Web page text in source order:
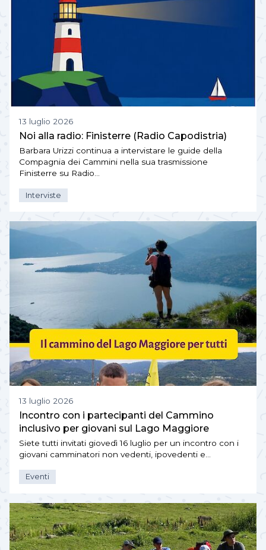
13 luglio 2026
Noi alla radio: Finisterre (Radio Capodistria)
Barbara Urizzi continua a intervistare le guide della
Compagnia dei Cammini nella sua trasmissione
Finisterre su Radio…
Interviste
13 luglio 2026
Incontro con i partecipanti del Cammino
inclusivo per giovani sul Lago Maggiore
Siete tutti invitati giovedì 16 luglio per un incontro con i
giovani camminatori non vedenti, ipovedenti e…
Eventi